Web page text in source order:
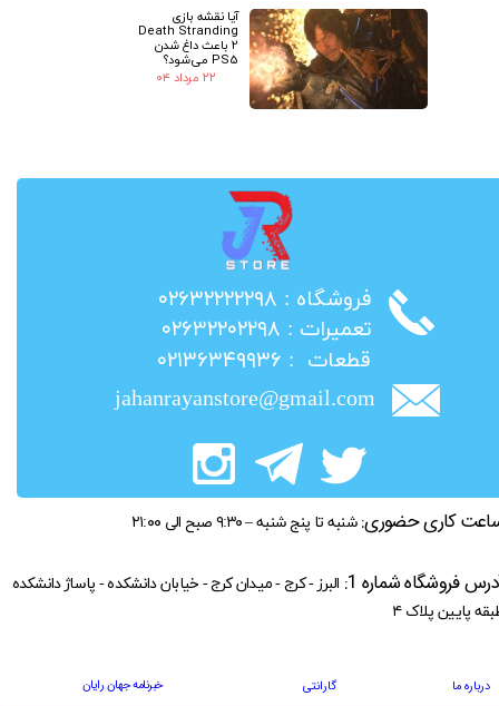
آیا نقشه بازی
Death Stranding
2 باعث داغ شدن
PS5 می‌شود؟
۲۲ مرداد ۰۴
​فروشگاه : ۰۲۶۳۲۲۲۲۲۹۸
​تعمیرات : ۰۲۶۳۲۲۰۲۲۹۸
​قطعات : ۰۲۱۳۶۳۴۹۹۳۶
jahanrayanstore@gmail.com
کاری حضوری: شنبه تا پنج شنبه – ۹:۳۰ صبح الی ۲۱:۰۰
درباره ما گارانتی خبرنامه جهان رایان
فروشگاه شماره 1:
البرز - کرج - میدان کرج - خیابان دانشکده - پاساژ دانشکده
پایین پلاک ۴